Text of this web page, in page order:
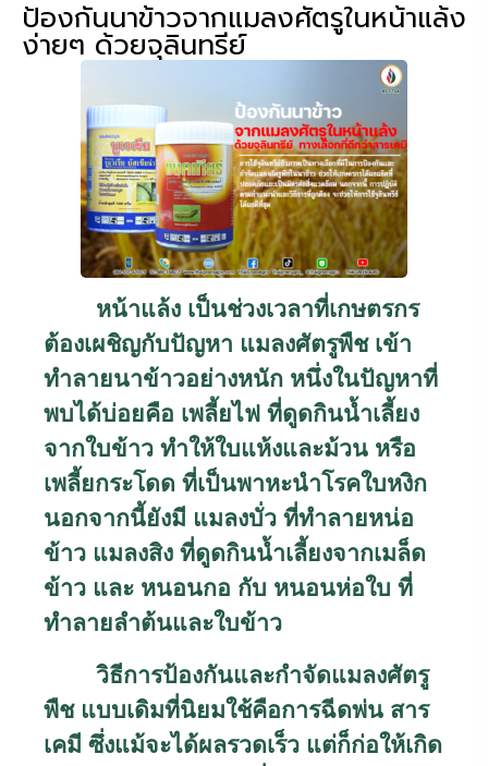
ป้องกันนาข้าวจากแมลงศัตรูในหน้าแล้ง
ง่ายๆ ด้วยจุลินทรีย์
หน้าแล้ง เป็นช่วงเวลาที่เกษตรกร
ต้องเผชิญกับปัญหา แมลงศัตรูพืชเข้า
ทำลายนาข้าวอย่างหนัก หนึ่งในปัญหาที่
พบได้บ่อยคือ เพลี้ยไฟ ที่ดูดกินน้ำเลี้ยง
จากใบข้าว ทำให้ใบแห้งและม้วน หรือ
เพลี้ยกระโดด ที่เป็นพาหะนำโรคใบหงิก
นอกจากนี้ยังมี แมลงบั่ว ที่ทำลายหน่อ
ข้าว แมลงสิง ที่ดูดกินน้ำเลี้ยงจากเมล็ด
ข้าว และ หนอนกอ กับ หนอนห่อใบ ที่
ทำลายลำต้นและใบข้าว
วิธีการป้องกันและกำจัดแมลงศัตรู
พืชแบบเดิมที่นิยมใช้คือการฉีดพ่น สาร
เคมี ซึ่งแม้จะได้ผลรวดเร็ว แต่ก็ก่อให้เกิด